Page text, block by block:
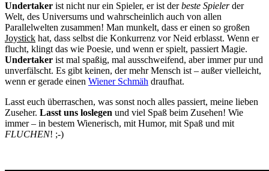
Undertaker ist nicht nur ein Spieler, er ist derbeste Spielerder
Welt, des Universums und wahrscheinlich auch von allen
Parallelwelten zusammen! Man munkelt, dass er einen so großen
Joystick hat, dass selbst die Konkurrenz vor Neid erblasst. Wenn er
flucht, klingt das wie Poesie, und wenn er spielt, passiert Magie.
Undertaker ist mal spaßig, mal ausschweifend, aber immer pur und
unverfälscht. Es gibt keinen, der mehr Mensch ist – außer vielleicht,
wenn er gerade einen Wiener Schmäh draufhat.
Lasst euch überraschen, was sonst noch alles passiert, meine lieben
Zuseher. Lasst uns loslegen und viel Spaß beim Zusehen! Wie
immer – in bestem Wienerisch, mit Humor, mit Spaß und mit
FLUCHEN! ;-)